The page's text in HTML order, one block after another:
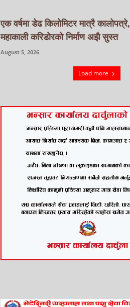
एक वर्षमा डेढ किलोमिटर मात्रै कालोपत्रे,
महाकाली करिडोरको निर्माण अझै सुस्त
August 5, 2026
Load more